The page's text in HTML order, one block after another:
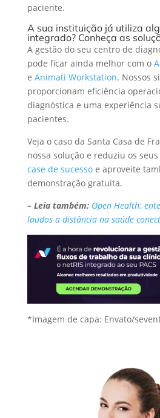
paciente.
A sua instituição já utiliza
integrado? Conheça as
A gestão do seu centro de
pode ficar ainda melhor com o
e Animati Workstation. Nossos
proporcionam eficiência
diagnóstica e uma experiência
pacientes.
Veja o caso da Santa Casa de
nossa solução e reduziu os
case de sucessoe aproveite
demonstração gratuita.
– Leia também: Open Health:
laudos a distância na saúde
*Imagem de capa: Envato/